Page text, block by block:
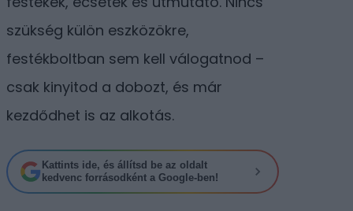
szükség külön eszközökre,
festékboltban sem kell válogatnod –
csak kinyitod a dobozt, és már
kezdődhet is az alkotás.
Kattints ide, és állítsd be az oldalt
kedvenc forrásodként a Google-ben!